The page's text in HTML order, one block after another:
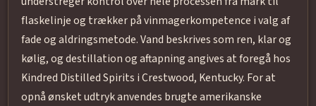
flaskelinje og trækker på vinmagerkompetence i valg af
fade og aldringsmetode. Vand beskrives som ren, klar og
kølig, og destillation og aftapning angives at foregå hos
Kindred Distilled Spirits i Crestwood, Kentucky. For at
opnå ønsket udtryk anvendes brugte amerikanske